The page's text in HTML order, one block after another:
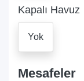
Kapalı Havuz
Yok
Mesafeler